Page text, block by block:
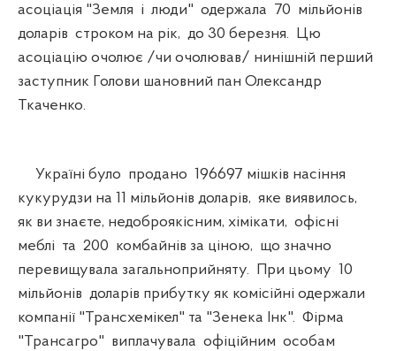
асоціація "Земля і люди" одержала 70 мільйонів
доларів строком на рік, до 30 березня. Цю
асоціацію очолює /чи очолював/ нинішній перший
заступник Голови шановний пан Олександр
Ткаченко.
Україні було продано 196697 мішків насіння
кукурудзи на 11 мільйонів доларів, яке виявилось,
як ви знаєте, недоброякісним, хімікати, офісні
меблі та 200 комбайнів за ціною, що значно
перевищувала загальноприйняту. При цьому 10
мільйонів доларів прибутку як комісійні одержали
компанії "Трансхемікел" та "Зенека Інк". Фірма
"Трансагро" виплачувала офіційним особам